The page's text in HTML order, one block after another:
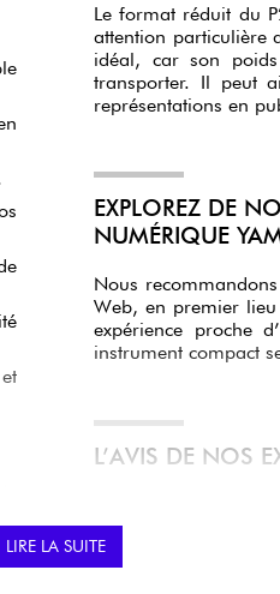
Le format réduit du
attention particulière
idéal, car son
transporter. Il peut
représentations en
EXPLOREZ DE
NUMÉRIQUE
Nous
Web, en premier
expérience proche
instrument compact
L’AVIS DE NOS
LIRE LA SUITE